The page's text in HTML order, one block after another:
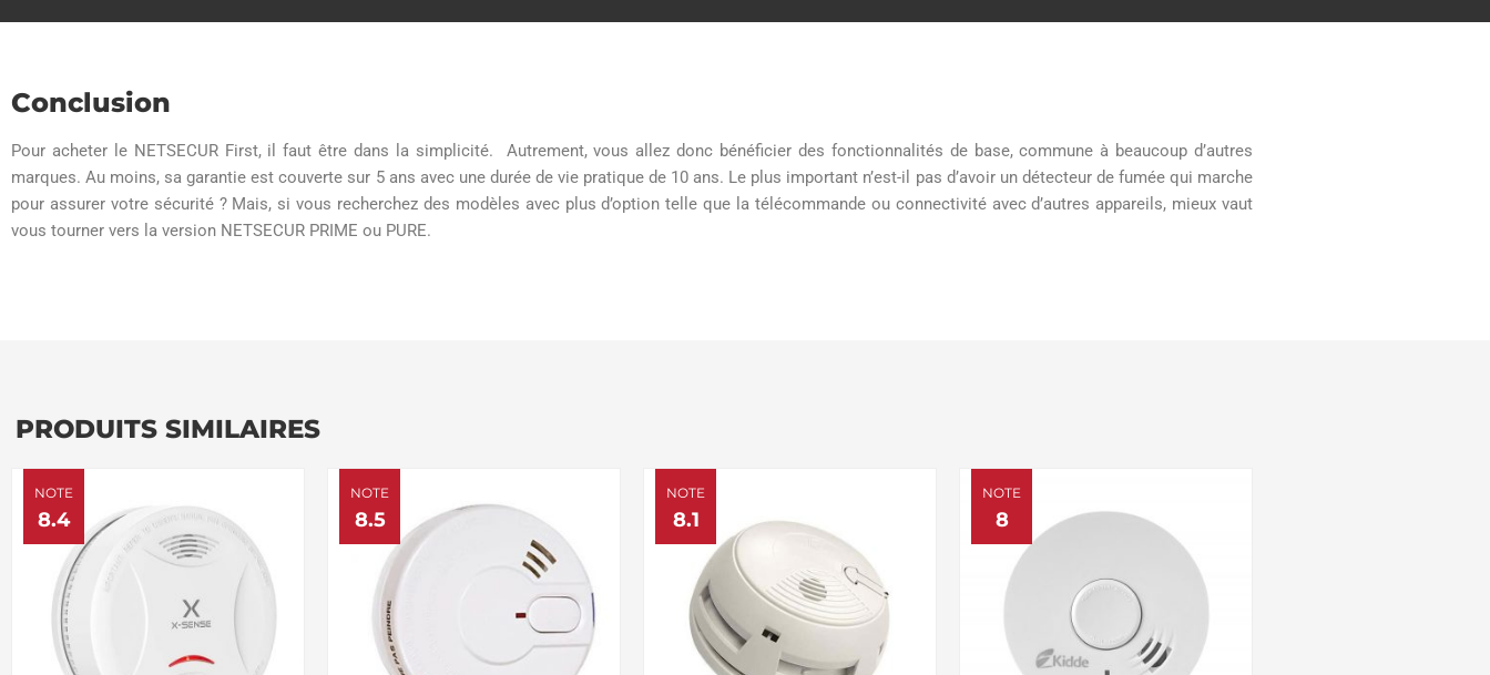
Conclusion
Pour acheter le NETSECUR First, il faut être dans la simplicité. Autrement, vous allez donc bénéficier des fonctionnalités de base, commune à beaucoup d’autres
marques. Au moins, sa garantie est couverte sur 5 ans avec une durée de vie pratique de 10 ans. Le plus important n’est-il pas d’avoir un détecteur de fumée qui marche
pour assurer votre sécurité ? Mais, si vous recherchez des modèles avec plus d’option telle que la télécommande ou connectivité avec d’autres appareils, mieux vaut
vous tourner vers la version NETSECUR PRIME ou PURE.
PRODUITS SIMILAIRES
NOTE
8.4
NOTE
8.5
NOTE
8.1
NOTE
8